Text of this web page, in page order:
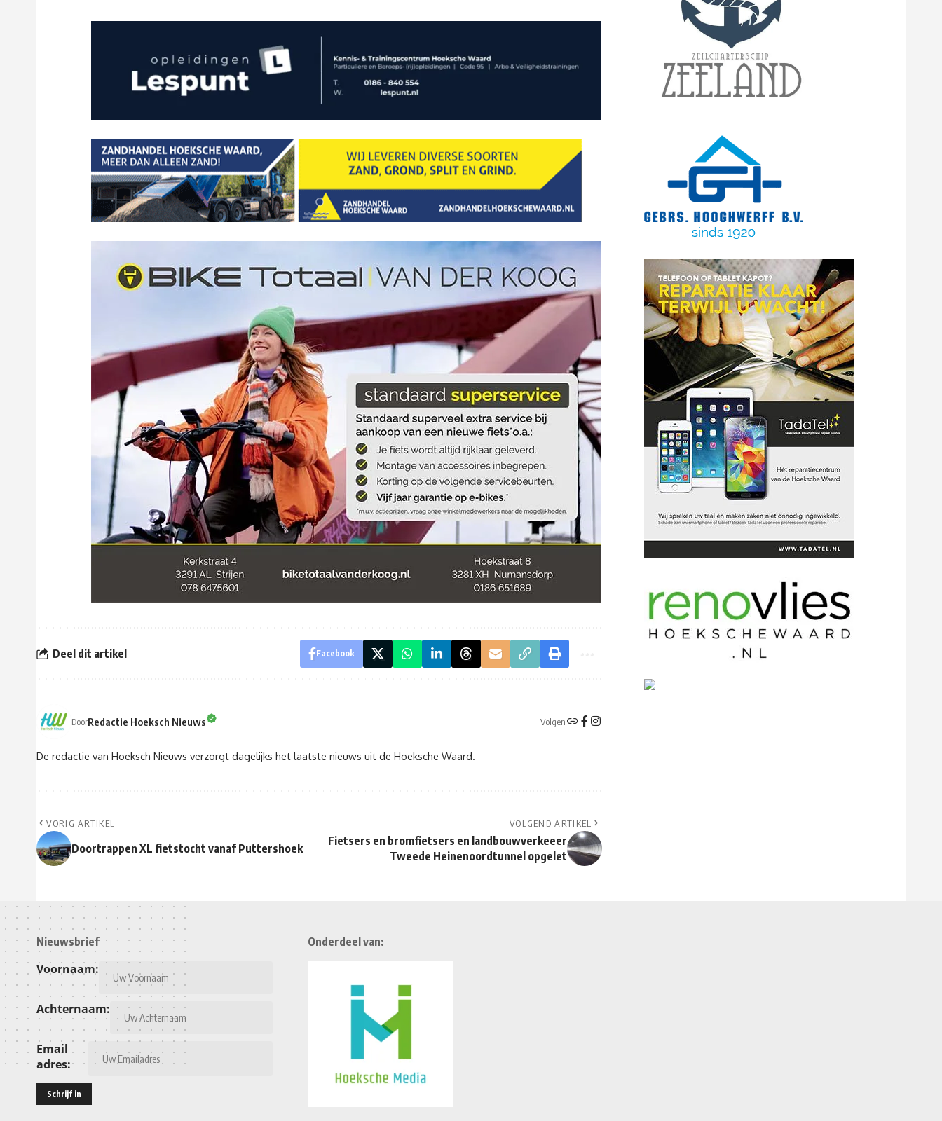
Deel dit artikel Facebook
DoorRedactie Hoeksch Nieuws Volgen
De redactie van Hoeksch Nieuws verzorgt dagelijks het laatste nieuws uit de Hoeksche Waard.
VORIG ARTIKEL
Doortrappen XL fietstocht vanaf Puttershoek
VOLGEND ARTIKEL
Fietsers en bromfietsers en landbouwverkeeer
Tweede Heinenoordtunnel opgelet
Nieuwsbrief
Voornaam:
Achternaam:
Email
adres:
Onderdeel van: